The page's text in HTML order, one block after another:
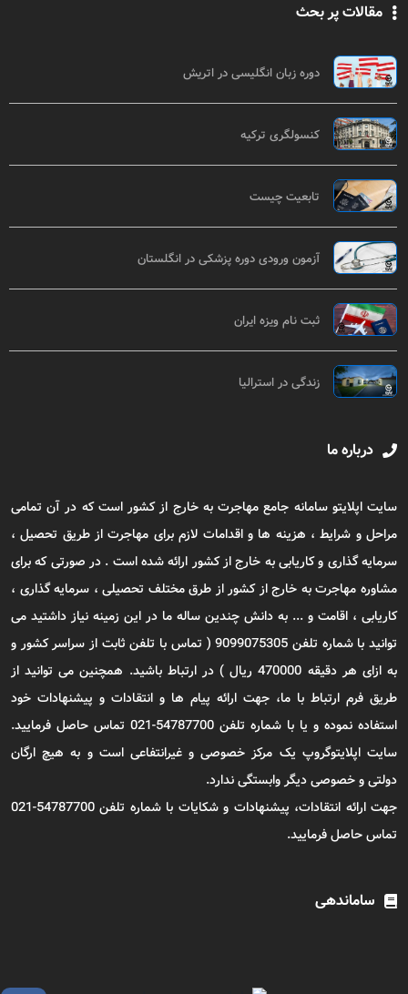
مقالات پر بحث
دوره زبان انگلیسی در اتریش
کنسولگری ترکیه
تابعیت چیست
آزمون ورودی دوره پزشکی در انگلستان
ثبت نام ویزه ایران
زندگی در استرالیا
درباره ما
سایت اپلایتو سامانه جامع مهاجرت به خارج از کشور است که در آن تمامی
مراحل و شرایط ، هزینه ها و اقدامات لازم برای مهاجرت از طریق تحصیل ،
سرمایه گذاری و کاریابی به خارج از کشور ارائه شده است . در صورتی که برای
مشاوره مهاجرت به خارج از کشور از طرق مختلف تحصیلی ، سرمایه گذاری ،
کاریابی ، اقامت و ... به دانش چندین ساله ما در این زمینه نیاز داشتید می
توانید با شماره تلفن 9099075305 ( تماس با تلفن ثابت از سراسر کشور و
به ازای هر دقیقه 470000 ریال ) در ارتباط باشید. همچنین می توانید از
طریق فرم ارتباط با ما، جهت ارائه پیام ها و انتقادات و پیشنهادات خود
استفاده نموده و یا با شماره تلفن 54787700-021 تماس حاصل فرمایید.
سایت اپلایتوگروپ یک مرکز خصوصی و غیرانتفاعی است و به هیچ ارگان
دولتی و خصوصی دیگر وابستگی ندارد.
جهت ارائه انتقادات، پیشنهادات و شکایات با شماره تلفن 54787700-021
تماس حاصل فرمایید.
ساماندهی